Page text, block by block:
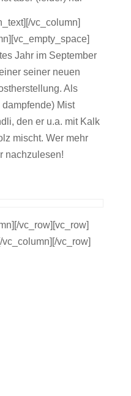
vc_column]
Jahr im September
seiner neuen
Als
Mist
den er u.a. mit Kalk
mischt. Wer mehr
nachzulesen!
vc_row][vc_row]
vc_row]